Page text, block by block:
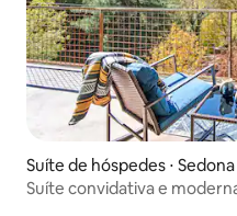
Suíte de hóspedes ⋅ Sedona
Suíte convidativa e